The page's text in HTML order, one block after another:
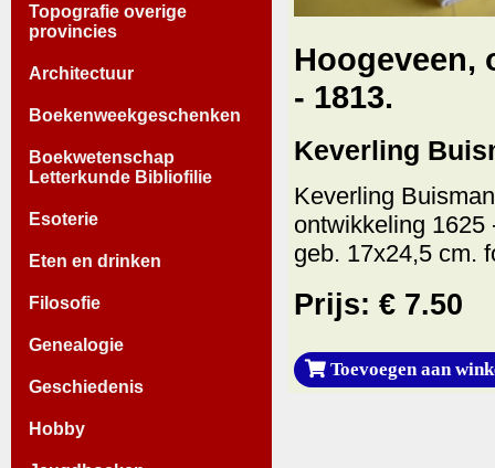
Topografie overige
provincies
Architectuur
Boekenweekgeschenken
Boekwetenschap
Letterkunde Bibliofilie
Esoterie
Eten en drinken
Filosofie
Genealogie
Geschiedenis
Hobby
Hoogeveen,
- 1813.
Keverling
Keverling
ontwikkeling 1625
geb. 17x24,5 cm.
Prijs: € 7.50
Toevoegen aan